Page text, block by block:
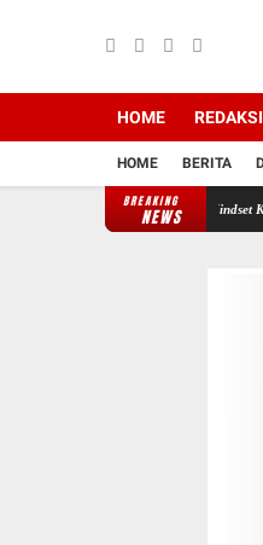
HOME REDAKSI
HOME BERITA
BREAKING
NEWS
Regional V Perkuat Mindset Kinerja dan